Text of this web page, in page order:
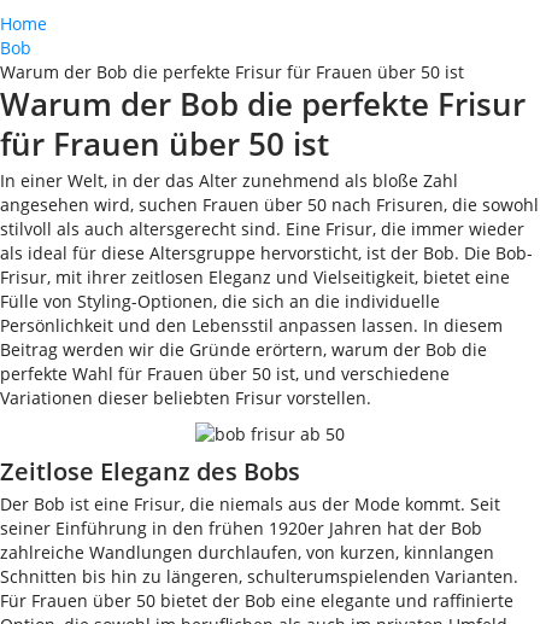
Home
Bob
Warum der Bob die perfekte Frisur für Frauen über 50 ist
Warum der Bob die perfekte Frisur
für Frauen über 50 ist
In einer Welt, in der das Alter zunehmend als bloße Zahl
angesehen wird, suchen Frauen über 50 nach Frisuren, die sowohl
stilvoll als auch altersgerecht sind. Eine Frisur, die immer wieder
als ideal für diese Altersgruppe hervorsticht, ist der Bob. Die Bob-
Frisur, mit ihrer zeitlosen Eleganz und Vielseitigkeit, bietet eine
Fülle von Styling-Optionen, die sich an die individuelle
Persönlichkeit und den Lebensstil anpassen lassen. In diesem
Beitrag werden wir die Gründe erörtern, warum der Bob die
perfekte Wahl für Frauen über 50 ist, und verschiedene
Variationen dieser beliebten Frisur vorstellen.
Zeitlose Eleganz des Bobs
Der Bob ist eine Frisur, die niemals aus der Mode kommt. Seit
seiner Einführung in den frühen 1920er Jahren hat der Bob
zahlreiche Wandlungen durchlaufen, von kurzen, kinnlangen
Schnitten bis hin zu längeren, schulterumspielenden Varianten.
Für Frauen über 50 bietet der Bob eine elegante und raffinierte